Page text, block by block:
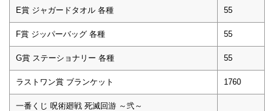
E賞 ジャガードタオル 各種 55
F賞 ジッパーバッグ 各種 55
G賞 ステーショナリー 各種 55
ラストワン賞 ブランケット 1760
一番くじ 呪術廻戦 死滅回游 ～弐～